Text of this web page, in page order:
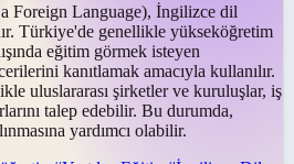
Foreign Language), İngilizce dil
Türkiye'de genellikle yükseköğretim
eğitim görmek isteyen
kanıtlamak amacıyla kullanılır.
uluslararası şirketler ve kuruluşlar, iş
talep edebilir. Bu durumda,
yardımcı olabilir.